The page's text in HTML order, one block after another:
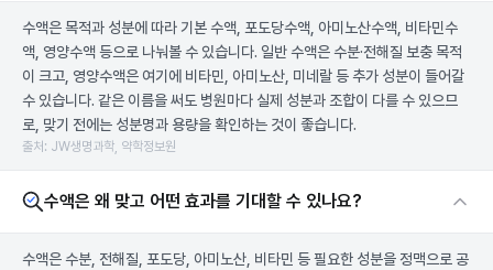
수액은 목적과 성분에 따라 기본 수액, 포도당수액, 아미노산수액, 비타민수
액, 영양수액 등으로 나눠볼 수 있습니다. 일반 수액은 수분·전해질 보충 목적
이 크고, 영양수액은 여기에 비타민, 아미노산, 미네랄 등 추가 성분이 들어갈
수 있습니다. 같은 이름을 써도 병원마다 실제 성분과 조합이 다를 수 있으므
로, 맞기 전에는 성분명과 용량을 확인하는 것이 좋습니다.
출처: JW생명과학, 약학정보원
수액은 왜 맞고 어떤 효과를 기대할 수 있나요?
수액은 수분, 전해질, 포도당, 아미노산, 비타민 등 필요한 성분을 정맥으로 공